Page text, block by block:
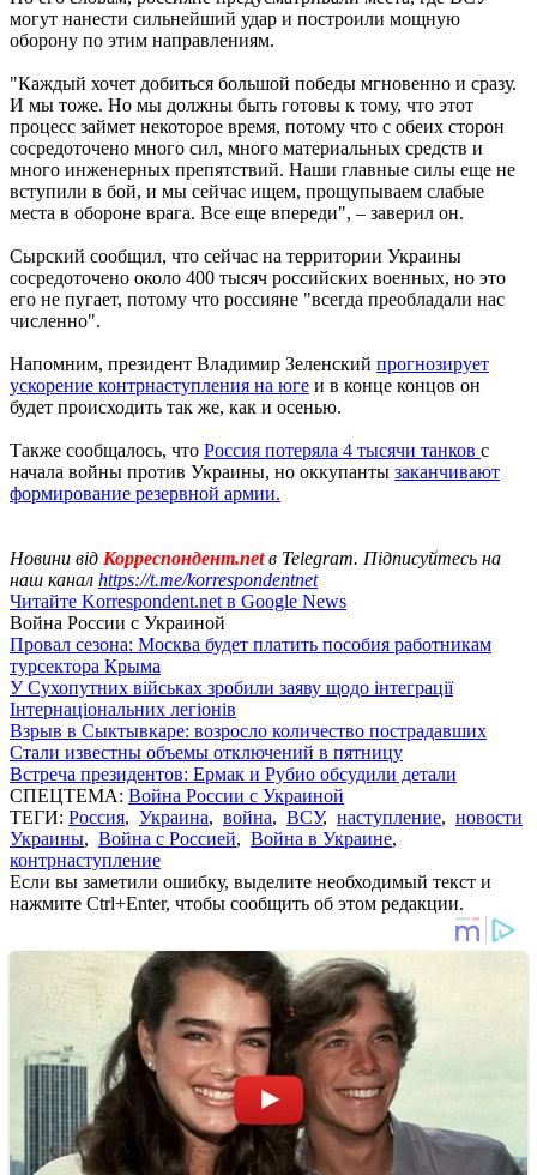
могут нанести сильнейший удар и построили мощную
оборону по этим направлениям.
"Каждый хочет добиться большой победы мгновенно и сразу.
И мы тоже. Но мы должны быть готовы к тому, что этот
процесс займет некоторое время, потому что с обеих сторон
сосредоточено много сил, много материальных средств и
много инженерных препятствий. Наши главные силы еще не
вступили в бой, и мы сейчас ищем, прощупываем слабые
места в обороне врага. Все еще впереди", – заверил он.
Сырский сообщил, что сейчас на территории Украины
сосредоточено около 400 тысяч российских военных, но это
его не пугает, потому что россияне "всегда преобладали нас
численно".
Напомним, президент Владимир Зеленский прогнозирует
ускорение контрнаступления на юге и в конце концов он
будет происходить так же, как и осенью.
Также сообщалось, что Россия потеряла 4 тысячи танков с
начала войны против Украины, но оккупанты заканчивают
формирование резервной армии.
Новини від Корреспондент.netв Telegram. Підписуйтесь на
наш канал https://t.me/korrespondentnet
Читайте Korrespondent.net в Google News
Война России с Украиной
Провал сезона: Москва будет платить пособия работникам
турсектора Крыма
У Сухопутних військах зробили заяву щодо інтеграції
Інтернаціональних легіонів
Взрыв в Сыктывкаре: возросло количество пострадавших
Стали известны объемы отключений в пятницу
Встреча президентов: Ермак и Рубио обсудили детали
СПЕЦТЕМА: Война России с Украиной
ТЕГИ: Россия, Украина, война, ВСУ, наступление, новости
Украины, Война с Россией, Война в Украине,
контрнаступление
Если вы заметили ошибку, выделите необходимый текст и
нажмите Ctrl+Enter, чтобы сообщить об этом редакции.